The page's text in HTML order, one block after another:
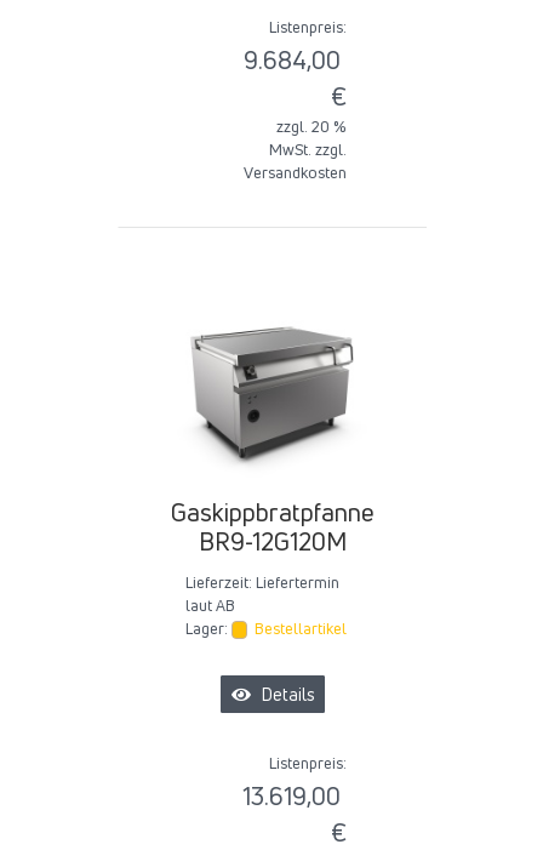
Listenpreis:
9.684,00
€
zzgl. 20 %
MwSt. zzgl.
Versandkosten
Gaskippbratpfanne
BR9-12G120M
Lieferzeit: Liefertermin
laut AB
Lager:
Bestellartikel
Details
Listenpreis:
13.619,00
€